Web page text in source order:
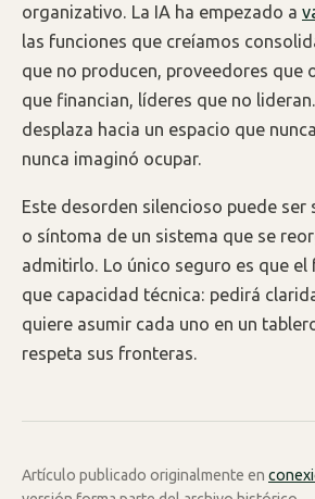
organizativo. La IA ha empezado a
las funciones que creíamos
que no producen, proveedores que
que financian, líderes que no
desplaza hacia un espacio que
nunca imaginó ocupar.
Este desorden silencioso puede ser
o síntoma de un sistema que se
admitirlo. Lo único seguro es que el
que capacidad técnica: pedirá
quiere asumir cada uno en un
respeta sus fronteras.
Artículo publicado originalmente en